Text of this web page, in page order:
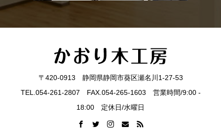
〒420-0913 静岡県静岡市葵区瀬名川1-27-53
TEL.054-261-2807 FAX.054-265-1603 営業時間/9:00 -
18:00 定休日/水曜日